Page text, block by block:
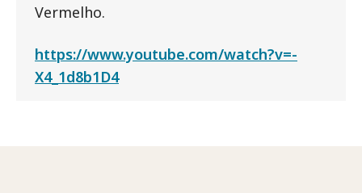
Vermelho.
https://www.youtube.com/watch?v=-
X4_1d8b1D4